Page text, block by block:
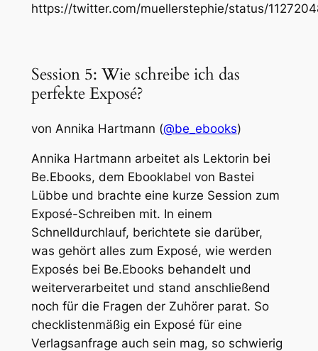
https://twitter.com/muellerstephie/status/
Session 5: Wie schreibe ich das
perfekte Exposé?
von Annika Hartmann (@be_ebooks)
Annika Hartmann arbeitet als Lektorin bei
Be.Ebooks, dem Ebooklabel von Bastei
Lübbe und brachte eine kurze Session zum
Exposé-Schreiben mit. In einem
Schnelldurchlauf, berichtete sie darüber,
was gehört alles zum Exposé, wie werden
Exposés bei Be.Ebooks behandelt und
weiterverarbeitet und stand anschließend
noch für die Fragen der Zuhörer parat. So
checklistenmäßig ein Exposé für eine
Verlagsanfrage auch sein mag, so schwierig